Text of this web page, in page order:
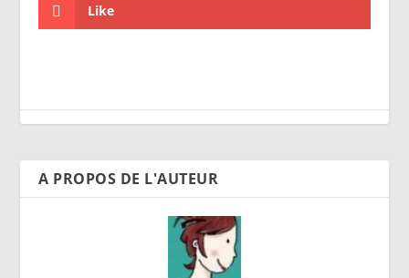
Like
A PROPOS DE L'AUTEUR